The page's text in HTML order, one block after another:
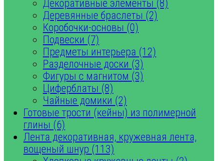
Декоративные элементы (8)
Деревянные браслеты (2)
Коробочки-основы (0)
Подвески (7)
Предметы интерьера (12)
Разделочные доски (3)
Фигуры с магнитом (3)
Циферблаты (8)
Чайные домики (2)
Готовые трости (кейны) из полимерной
глины (6)
Лента декоративная, кружевная лента,
вощеный шнур (113)